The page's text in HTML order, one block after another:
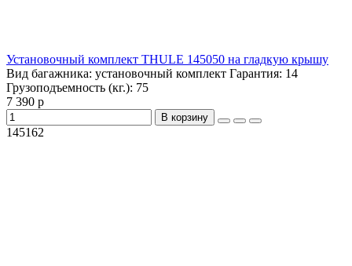
Установочный комплект THULE 145050 на гладкую крышу
Вид багажника: установочный комплект Гарантия: 14
Грузоподъемность (кг.): 75
7 390 р
В корзину
145162